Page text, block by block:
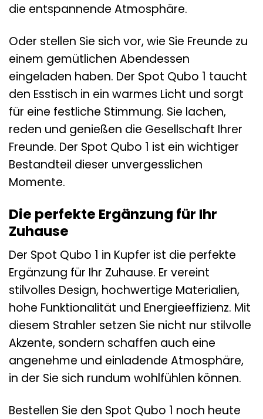
die entspannende Atmosphäre.
Oder stellen Sie sich vor, wie Sie Freunde zu
einem gemütlichen Abendessen
eingeladen haben. Der Spot Qubo 1 taucht
den Esstisch in ein warmes Licht und sorgt
für eine festliche Stimmung. Sie lachen,
reden und genießen die Gesellschaft Ihrer
Freunde. Der Spot Qubo 1 ist ein wichtiger
Bestandteil dieser unvergesslichen
Momente.
Die perfekte Ergänzung für Ihr
Zuhause
Der Spot Qubo 1 in Kupfer ist die perfekte
Ergänzung für Ihr Zuhause. Er vereint
stilvolles Design, hochwertige Materialien,
hohe Funktionalität und Energieeffizienz. Mit
diesem Strahler setzen Sie nicht nur stilvolle
Akzente, sondern schaffen auch eine
angenehme und einladende Atmosphäre,
in der Sie sich rundum wohlfühlen können.
Bestellen Sie den Spot Qubo 1 noch heute